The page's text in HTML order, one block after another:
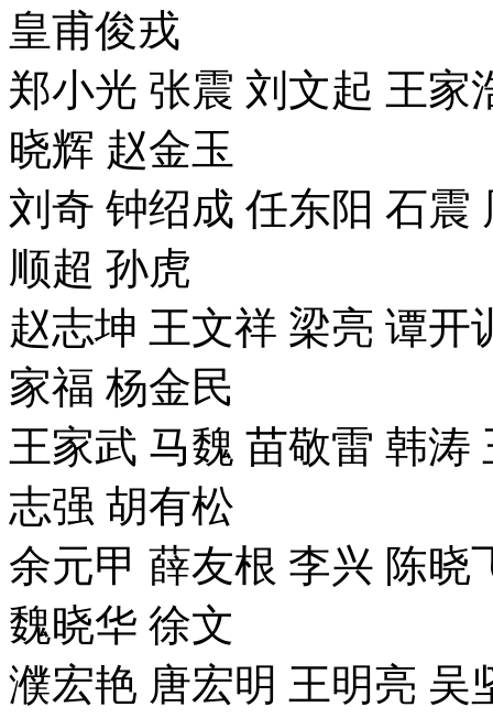
皇甫俊戎
郑小光 张震 刘文起 王家
晓辉 赵金玉
刘奇 钟绍成 任东阳 石震
顺超 孙虎
赵志坤 王文祥 梁亮 谭开
家福 杨金民
王家武 马魏 苗敬雷 韩涛
志强 胡有松
余元甲 薛友根 李兴 陈晓
魏晓华 徐文
濮宏艳 唐宏明 王明亮 吴